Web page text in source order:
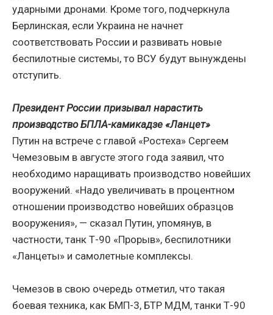
ударными дронами. Кроме того, подчеркнула
Берлинская, если Украина не начнет
соответствовать России и развивать новые
беспилотные системы, то ВСУ будут вынуждены
отступить.
Президент России призывал нарастить
производство БПЛА-камикадзе «Ланцет»
Путин на встрече с главой «Ростеха» Сергеем
Чемезовым в августе этого года заявил, что
необходимо наращивать производство новейших
вооружений. «Надо увеличивать в процентном
отношении производство новейших образцов
вооружения», — сказал Путин, упомянув, в
частности, танк Т-90 «Прорыв», беспилотники
«Ланцеты» и самолетные комплексы.
Чемезов в свою очередь отметил, что такая
боевая техника, как БМП-3, БТР МДМ, танки Т-90